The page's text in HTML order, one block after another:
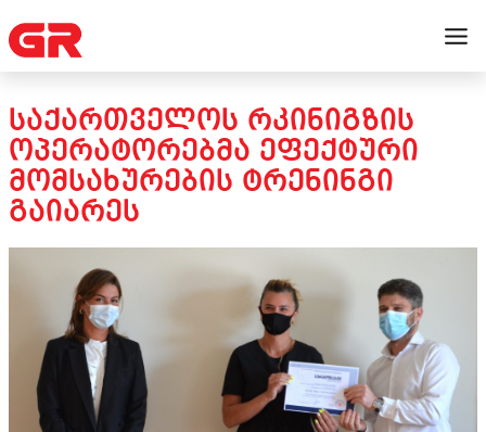
ᲡᲐᲥᲐᲠᲗᲕᲔᲚᲝᲡ ᲠᲙᲘᲜᲘᲒᲖᲘᲡ
ᲝᲞᲔᲠᲐᲢᲝᲠᲔᲑᲛᲐ ᲔᲤᲔᲥᲢᲣᲠᲘ
ᲛᲝᲛᲡᲐᲮᲣᲠᲔᲑᲘᲡ ᲢᲠᲔᲜᲘᲜᲒᲘ
ᲒᲐᲘᲐᲠᲔᲡ